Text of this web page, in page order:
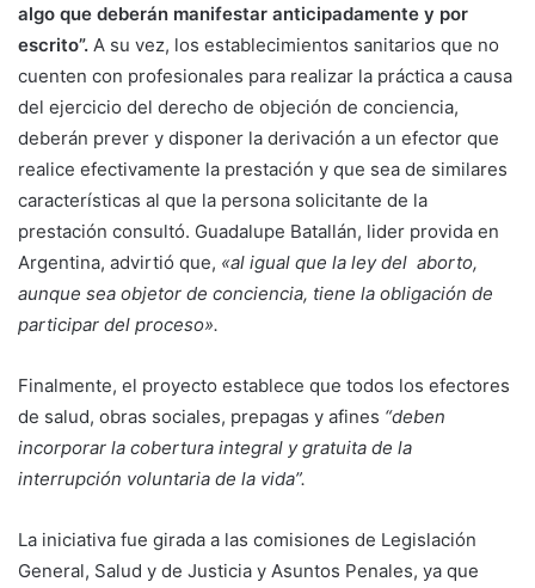
algo que deberán manifestar anticipadamente y por
escrito”. A su vez, los establecimientos sanitarios que no
cuenten con profesionales para realizar la práctica a causa
del ejercicio del derecho de objeción de conciencia,
deberán prever y disponer la derivación a un efector que
realice efectivamente la prestación y que sea de similares
características al que la persona solicitante de la
prestación consultó. Guadalupe Batallán, lider provida en
Argentina, advirtió que, «al igual que la ley del aborto,
aunque sea objetor de conciencia, tiene la obligación de
participar del proceso».
Finalmente, el proyecto establece que todos los efectores
de salud, obras sociales, prepagas y afines “deben
incorporar la cobertura integral y gratuita de la
interrupción voluntaria de la vida”.
La iniciativa fue girada a las comisiones de Legislación
General, Salud y de Justicia y Asuntos Penales, ya que